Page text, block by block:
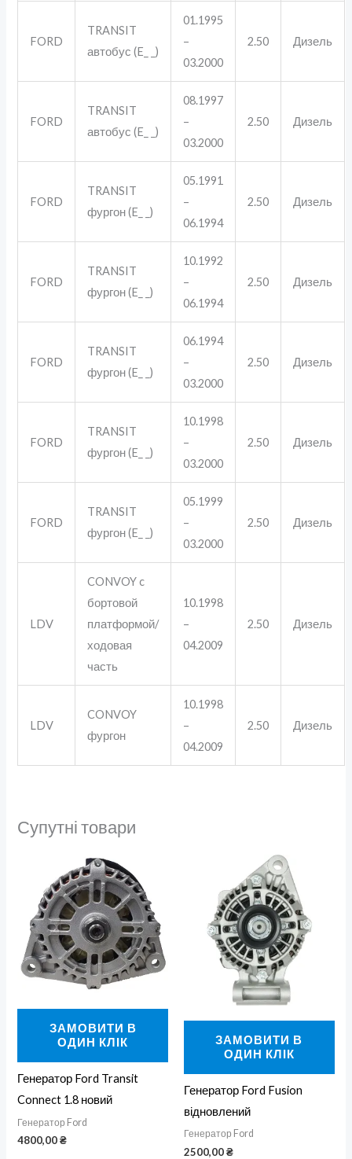
FORD
TRANSIT
автобус (E_ _)
01.1995
–
03.2000
2.50 Дизель
FORD
TRANSIT
автобус (E_ _)
08.1997
–
03.2000
2.50 Дизель
FORD
TRANSIT
фургон (E_ _)
05.1991
–
06.1994
2.50 Дизель
FORD
TRANSIT
фургон (E_ _)
10.1992
–
06.1994
2.50 Дизель
FORD
TRANSIT
фургон (E_ _)
06.1994
–
03.2000
2.50 Дизель
FORD
TRANSIT
фургон (E_ _)
10.1998
–
03.2000
2.50 Дизель
FORD
TRANSIT
фургон (E_ _)
05.1999
–
03.2000
2.50 Дизель
LDV
CONVOY c
бортовой
платформой/
ходовая
часть
10.1998
–
04.2009
2.50 Дизель
LDV
CONVOY
фургон
10.1998
–
04.2009
2.50 Дизель
Супутні товари
ЗАМОВИТИ В
ОДИН КЛІК
Генератор Ford Transit
Connect 1.8 новий
Генератор Ford
4800,00₴
ЗАМОВИТИ В
ОДИН КЛІК
Генератор Ford Fusion
відновлений
Генератор Ford
2500,00₴